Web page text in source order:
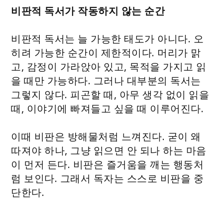
비판적 독서가 작동하지 않는 순간
비판적 독서는 늘 가능한 태도가 아니다. 오
히려 가능한 순간이 제한적이다. 머리가 맑
고, 감정이 가라앉아 있고, 목적을 가지고 읽
을 때만 가능하다. 그러나 대부분의 독서는
그렇지 않다. 피곤할 때, 아무 생각 없이 읽을
때, 이야기에 빠져들고 싶을 때 이루어진다.
이때 비판은 방해물처럼 느껴진다. 굳이 왜
따져야 하나, 그냥 읽으면 안 되나 하는 마음
이 먼저 든다. 비판은 즐거움을 깨는 행동처
럼 보인다. 그래서 독자는 스스로 비판을 중
단한다.